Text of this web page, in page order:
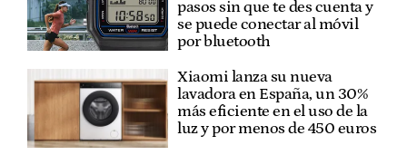
pasos sin que te des cuenta y
se puede conectar al móvil
por bluetooth
Xiaomi lanza su nueva
lavadora en España, un 30%
más eficiente en el uso de la
luz y por menos de 450 euros